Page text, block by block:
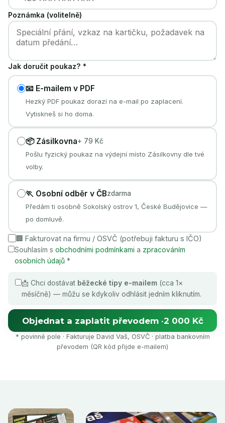
Poznámka (volitelně)
Jak doručit poukaz? *
📧 E-mailem v PDF
Hezký PDF poukaz dorazí na e-mail po zaplacení.
Vytiskneš si ho doma.
📦 Zásilkovna+ 79 Kč
Pošlu fyzický poukaz na výdejní místo Zásilkovny dle tvé
volby.
🏃 Osobní odběr v ČBzdarma
Předám ti osobně Sokolský ostrov 1, České Budějovice —
po domluvě.
🏢 Fakturovat na firmu / OSVČ (potřebuji fakturu s IČO)
Souhlasím s obchodními podmínkami a zpracováním
osobních údajů *
📩 Chci dostávat běžecké tipy e-mailem(cca 1×
měsíčně) — můžu se kdykoliv odhlásit jedním kliknutím.
Objednat a zaplatit převodem ·2 000 Kč
* povinné pole · Fakturuje David Vaš, OSVČ · platba bankovním
převodem (QR kód přijde e-mailem)